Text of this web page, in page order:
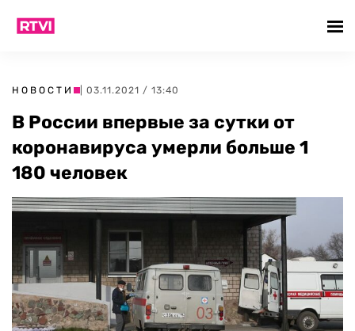
НОВОСТИ | 03.11.2021 / 13:40
В России впервые за сутки от
коронавируса умерли больше 1
180 человек